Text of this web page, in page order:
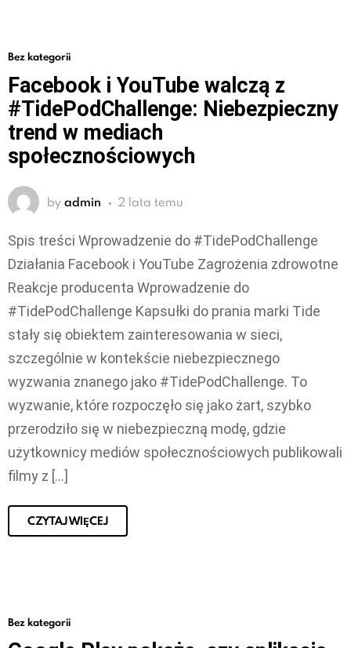
Bez kategorii
Facebook i YouTube walczą z
#TidePodChallenge: Niebezpieczny
trend w mediach
społecznościowych
by admin 2 lata temu
Spis treści Wprowadzenie do #TidePodChallenge
Działania Facebook i YouTube Zagrożenia zdrowotne
Reakcje producenta Wprowadzenie do
#TidePodChallenge Kapsułki do prania marki Tide
stały się obiektem zainteresowania w sieci,
szczególnie w kontekście niebezpiecznego
wyzwania znanego jako #TidePodChallenge. To
wyzwanie, które rozpoczęło się jako żart, szybko
przerodziło się w niebezpieczną modę, gdzie
użytkownicy mediów społecznościowych publikowali
filmy z […]
CZYTAJ WIĘCEJ
Bez kategorii